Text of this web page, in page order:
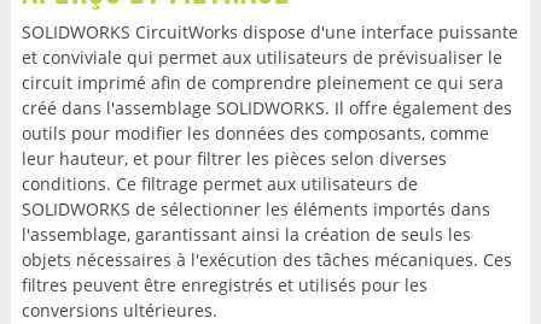
SOLIDWORKS CircuitWorks dispose d'une interface puissante
et conviviale qui permet aux utilisateurs de prévisualiser le
circuit imprimé afin de comprendre pleinement ce qui sera
créé dans l'assemblage SOLIDWORKS. Il offre également des
outils pour modifier les données des composants, comme
leur hauteur, et pour filtrer les pièces selon diverses
conditions. Ce filtrage permet aux utilisateurs de
SOLIDWORKS de sélectionner les éléments importés dans
l'assemblage, garantissant ainsi la création de seuls les
objets nécessaires à l'exécution des tâches mécaniques. Ces
filtres peuvent être enregistrés et utilisés pour les
conversions ultérieures.